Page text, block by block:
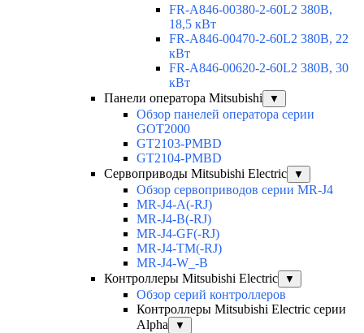
FR-A846-00380-2-60L2 380В,
18,5 кВт
FR-A846-00470-2-60L2 380В, 22
кВт
FR-A846-00620-2-60L2 380В, 30
кВт
Панели оператора Mitsubishi
▼
Обзор панелей оператора серии
GOT2000
GT2103-PMBD
GT2104-PMBD
Сервоприводы Mitsubishi Electric
▼
Обзор сервоприводов серии MR-J4
MR-J4-A(-RJ)
MR-J4-B(-RJ)
MR-J4-GF(-RJ)
MR-J4-TM(-RJ)
MR-J4-W_-B
Контроллеры Mitsubishi Electric
▼
Обзор серий контроллеров
Контроллеры Mitsubishi Electric серии
Alpha
▼